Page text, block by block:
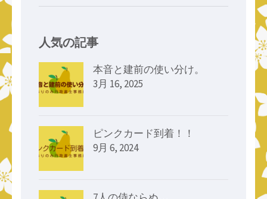
人気の記事
本音と建前の使い分け。
3月 16, 2025
ピンクカード到着！！
9月 6, 2024